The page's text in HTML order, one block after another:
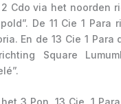
2 Cdo via het noorden
De 11 Cie 1 Para
En de 13 Cie 1 Para
Square
het 3 Pon, 13 Cie, 1